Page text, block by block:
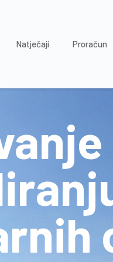
Natječaji Proračun